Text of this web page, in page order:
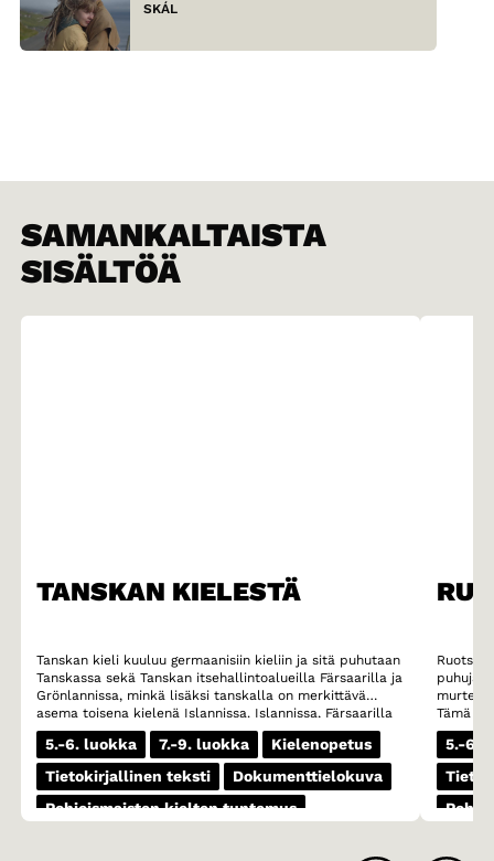
SKÁL
SAMANKALTAISTA
SISÄLTÖÄ
TANSKAN KIELESTÄ
Tanskan kieli kuuluu germaanisiin kieliin ja sitä puhutaan
Tanskassa sekä Tanskan itsehallintoalueilla Färsaarilla ja
Grönlannissa, minkä lisäksi tanskalla on merkittävä
asema toisena kielenä Islannissa. Islannissa, Färsaarilla
ja Grönlannissa kaikkien koululaisten on opiskeltava
tanskaa vieraana kielenä. Erityisesti Färsaarilla tanskan
asema on vahva ja moni färsaarelaisnuori lukee jopa
mieluummin kirjoja tanskaksi kuin omalla äidinkielellään
fäärillä.
5.-6. luokka 7.-9. luokka
Kielenopetus
Tietokirjallinen teksti
Dokumenttielokuva
Pohjoismaisten kielten tuntemus
Ruotsi
Tämä
murteet
ovat
5.-6.